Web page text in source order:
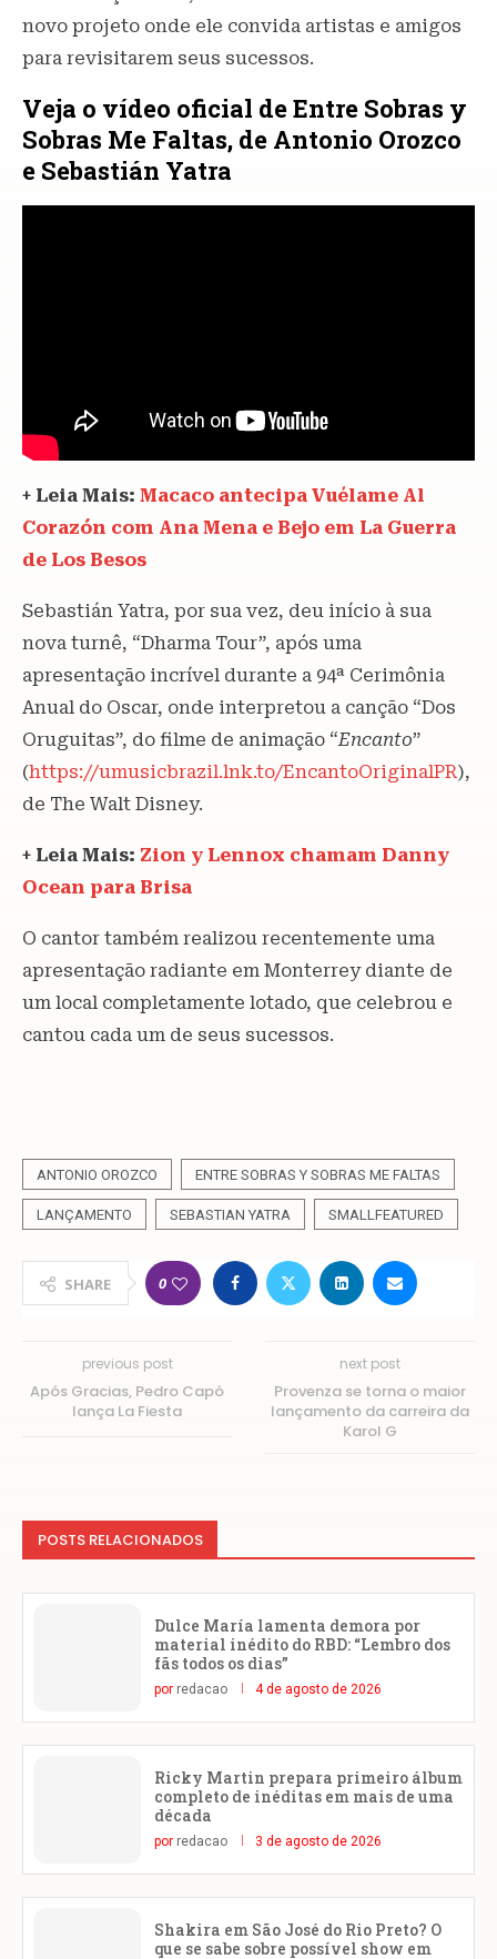
novo projeto onde ele convida artistas e amigos
para revisitarem seus sucessos.
Veja o vídeo oficial de Entre Sobras y
Sobras Me Faltas, de Antonio Orozco
e Sebastián Yatra
+ Leia Mais: Macaco antecipa Vuélame Al
Corazón com Ana Mena e Bejo em La Guerra
de Los Besos
Sebastián Yatra, por sua vez, deu início à sua
nova turnê, “Dharma Tour”, após uma
apresentação incrível durante a 94ª Cerimônia
Anual do Oscar, onde interpretou a canção “Dos
Oruguitas”, do filme de animação “Encanto”
(https://umusicbrazil.lnk.to/EncantoOriginalPR),
de The Walt Disney.
+ Leia Mais: Zion y Lennox chamam Danny
Ocean para Brisa
O cantor também realizou recentemente uma
apresentação radiante em Monterrey diante de
um local completamente lotado, que celebrou e
cantou cada um de seus sucessos.
ANTONIO OROZCO ENTRE SOBRAS Y SOBRAS ME FALTAS
LANÇAMENTO SEBASTIAN YATRA SMALLFEATURED
SHARE 0
previous post
Após Gracias, Pedro Capó
lança La Fiesta
next post
Provenza se torna o maior
lançamento da carreira da
Karol G
POSTS RELACIONADOS
Dulce María lamenta demora por
material inédito do RBD: “Lembro dos
fãs todos os dias”
por redacao 4 de agosto de 2026
Ricky Martin prepara primeiro álbum
completo de inéditas em mais de uma
década
por redacao 3 de agosto de 2026
Shakira em São José do Rio Preto? O
que se sabe sobre possível show em